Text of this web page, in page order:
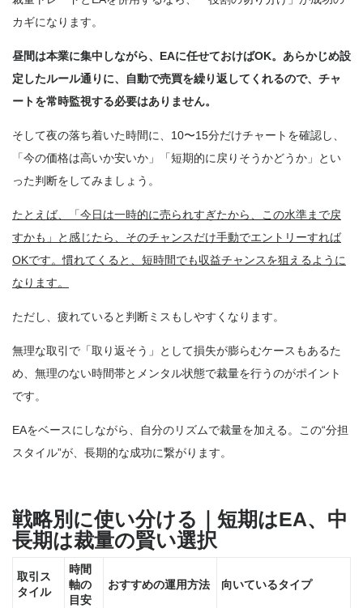
カギになります。
昼間は本業に集中しながら、EAに任せておけばOK。あらかじめ設
定したルール通りに、自動で売買を繰り返してくれるので、チャ
ートを常時監視する必要はありません。
そして夜の落ち着いた時間に、10〜15分だけチャートを確認し、
「今の価格は高いか安いか」「短期的に戻りそうかどうか」とい
った判断をしてみましょう。
たとえば、「今日は一時的に売られすぎたから、この水準まで戻
すかも」と感じたら、そのチャンスだけ手動でエントリーすれば
OKです。慣れてくると、短時間でも収益チャンスを狙えるように
なります。
ただし、疲れていると判断ミスもしやすくなります。
無理な取引で「取り返そう」として損失が膨らむケースもあるた
め、無理のない時間帯とメンタル状態で裁量を行うのがポイント
です。
EAをベースにしながら、自分のリズムで裁量を加える。この“分担
スタイル”が、長期的な成功に繋がります。
戦略別に使い分ける｜短期はEA、中
長期は裁量の賢い選択
取引ス
タイル
時間
軸の
目安
おすすめの運用方法 向いているタイプ